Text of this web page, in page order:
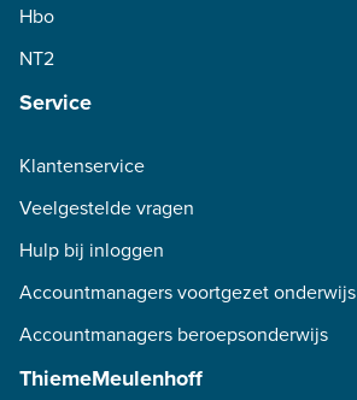
Hbo
NT2
Service
Klantenservice
Veelgestelde vragen
Hulp bij inloggen
Accountmanagers voortgezet onderwijs
Accountmanagers beroepsonderwijs
ThiemeMeulenhoff